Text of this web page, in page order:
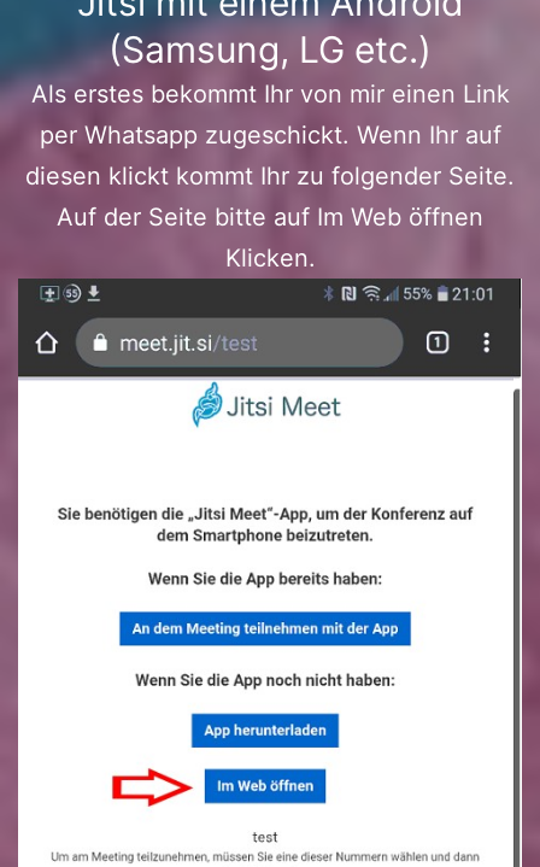
(Samsung, LG etc.)
Als erstes bekommt Ihr von mir einen Link
per Whatsapp zugeschickt. Wenn Ihr auf
diesen klickt kommt Ihr zu folgender Seite.
Auf der Seite bitte auf Im Web öffnen
Klicken.